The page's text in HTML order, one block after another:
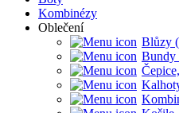
Kombinézy
Oblečení
Blůzy
Bundy